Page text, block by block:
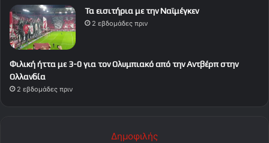
Τα εισιτήρια με την Ναϊμέγκεν
2 εβδομάδες πριν
Φιλική ήττα με 3-0 για τον Ολυμπιακό από την Αντβέρπ στην
Ολλανδία
2 εβδομάδες πριν
Δημοφιλής